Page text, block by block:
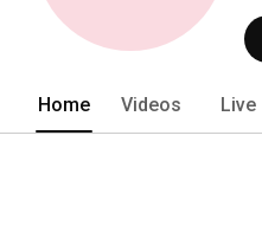
Home Videos Live